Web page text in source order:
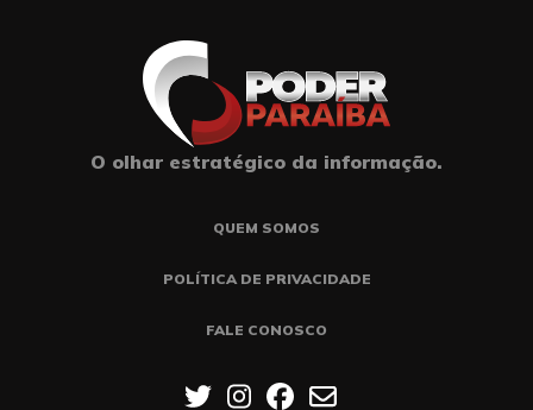
O olhar estratégico da informação.
QUEM SOMOS
POLÍTICA DE PRIVACIDADE
FALE CONOSCO